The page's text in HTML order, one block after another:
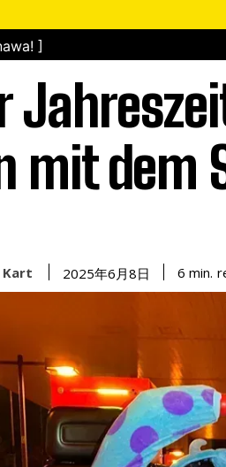
]
mit dem
2025年6月8日 6 min.